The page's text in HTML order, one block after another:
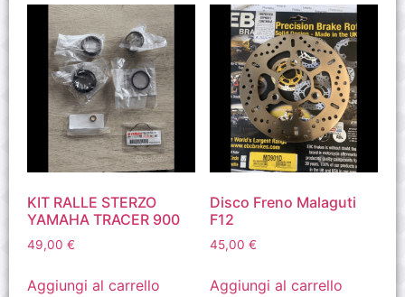
KIT RALLE STERZO
YAMAHA TRACER 900
49,00 €
Aggiungi al carrello
Disco Freno Malaguti
F12
45,00 €
Aggiungi al carrello